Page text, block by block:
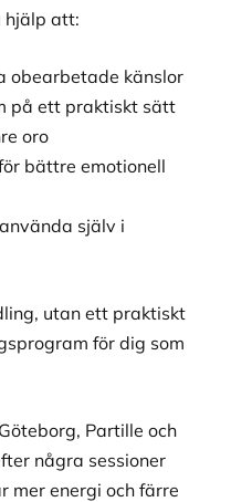
hjälp att:
obearbetade känslor
på ett praktiskt sätt
oro
bättre emotionell
själv i
utan ett praktiskt
för dig som
Partille och
några sessioner
mer energi och färre